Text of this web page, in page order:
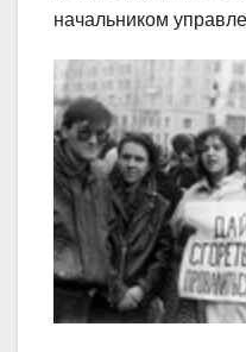
начальником